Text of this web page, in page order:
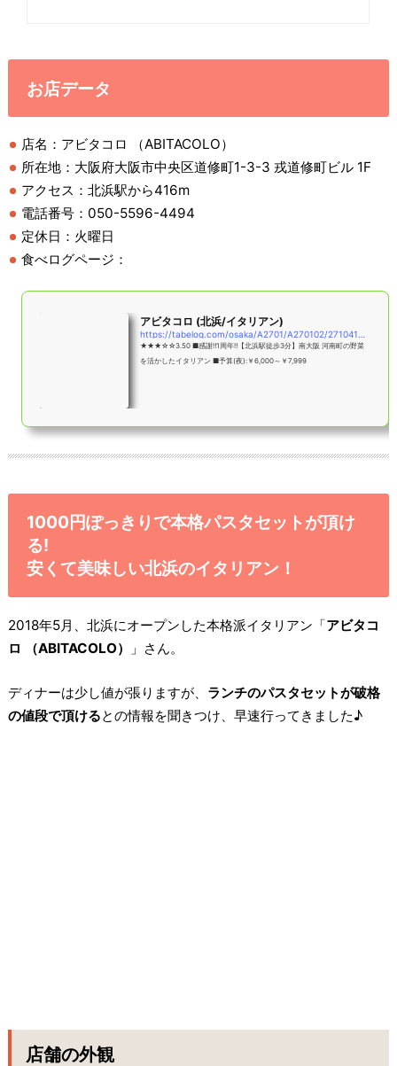
お店データ
店名：アビタコロ （ABITACOLO）
所在地：大阪府大阪市中央区道修町1-3-3 戎道修町ビル 1F
アクセス：北浜駅から416m
電話番号：050-5596-4494
定休日：火曜日
食べログページ：
アビタコロ (北浜/イタリアン)
★★★☆☆3.50 ■感謝‼︎1周年‼︎【北浜駅徒歩3分】南大阪 河南町の野菜
を活かしたイタリアン ■予算(夜):￥6,000～￥7,999
1000円ぽっきりで本格パスタセットが頂け
る!
安くて美味しい北浜のイタリアン！
2018年5月、北浜にオープンした本格派イタリアン「アビタコ
ロ （ABITACOLO）
」さん。
ディナーは少し値が張りますが、 ランチのパスタセットが破格
の値段で頂けるとの情報を聞きつけ、早速行ってきました♪
店舗の外観